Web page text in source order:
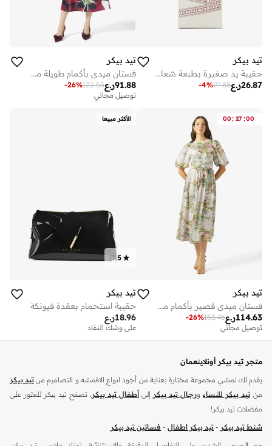
تيد بيكر
حقيبة يد صغيرة بطبعة شعار فانيسا
ر.ع26.87
27.88
-4%
تيد بيكر
فستان ميدي بأكمام طويلة مطبوع
ر.ع91.88
122.55
-26%
توصيل مجاني
على وشك النفاد
على وشك النفاد
00: 27 :00
تيد بيكر
فستان ميدي قصير بأكمام منفوشة مطبوع
ر.ع114.63
153.46
-26%
توصيل مجاني
الأكثر مبيعا
5
(
1
)
تيد بيكر
حقيبة استحمام بعقدة فيونكة
ر.ع18.96
على وشك النفاد
متجر تيد بيكر أونلاينعمان
يقدم لك نمشي مجموعة مختارة بعناية من أجود انواع الاقمشه و التصاميم من تيد بيكر
من تيد بيكر للنساء ورجال تيد بيكر إلى أطفال تيد بيكر . تصفح تيد بيكر للعثور على
مفضلات تيد بيكر!
شنط تيد بيكر - تيد بيكر اطفال - فساتين تيد بيكر